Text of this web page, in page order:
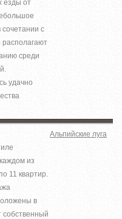
езды от
сочетании с
располагают
среди
удачно
из
11 квартир.
в
собственный
Альпийские луга